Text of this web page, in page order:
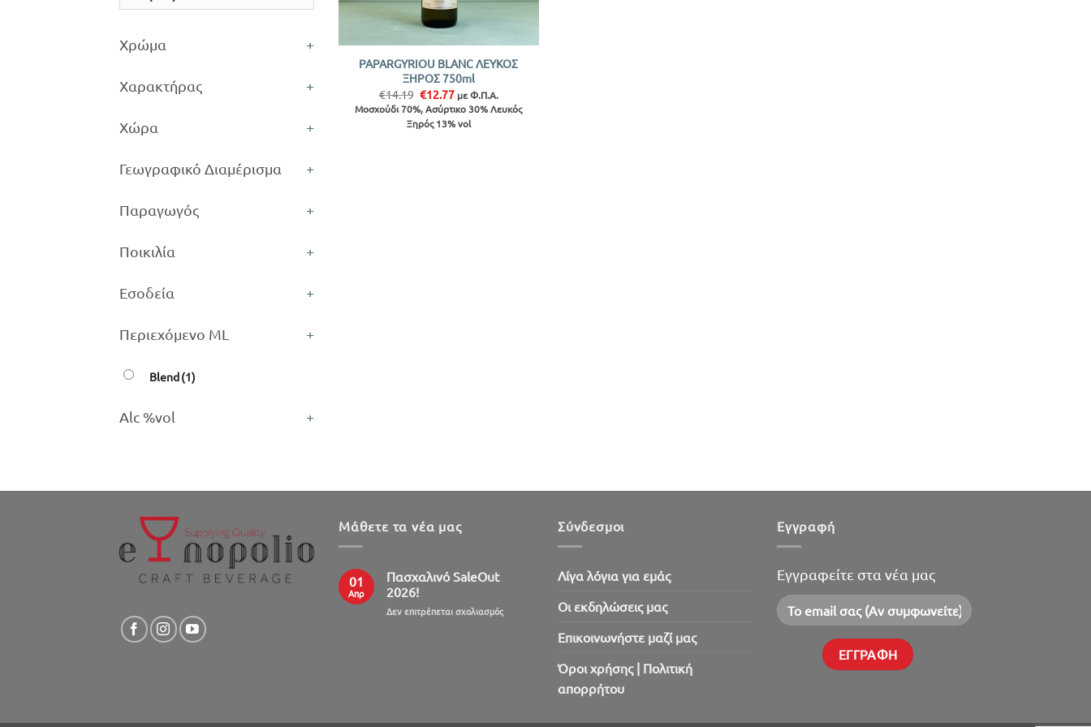
Χρώμα +
Χαρακτήρας +
Χώρα +
Γεωγραφικό Διαμέρισμα +
Παραγωγός +
Ποικιλία +
Εσοδεία +
Περιεχόμενο ML +
Blend(1)
Alc %vol +
PAPARGYRIOU BLANC ΛΕΥΚΟΣ
ΞΗΡΟΣ 750ml
€14.19 Original
price
was:
€14.19.
€12.77Η
τρέχουσα
τιμή
είναι:
με Φ.Π.Α.
Μοσχούδι 70%, Ασύρτικο 30% Λευκός
Ξηρός 13% vol
Μάθετε τα νέα μας
01
Απρ
Πασχαλινό SaleOut
2026!
Δεν επιτρέπεται σχολιασμόςστο
Σύνδεσμοι
Λίγα λόγια για εμάς
Oι εκδηλώσεις μας
Επικοινωνήστε μαζί μας
Όροι χρήσης | Πολιτική
απορρήτου
Εγγραφή
Εγγραφείτε στα νέα μας